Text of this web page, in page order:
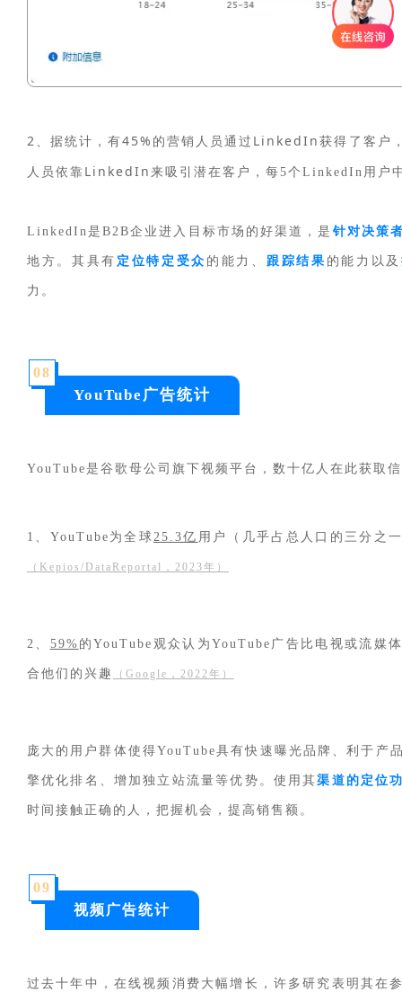
2、据统计，有45%的营销人员通过LinkedIn获得了客户
人员依靠LinkedIn来吸引潜在客户， 每5个LinkedIn用户
LinkedIn 是B2B企业进入目标市场的好渠道，是 针对决策
地方。 其具有 定位特定受众 的能力、 跟踪结果 的能力以及
力。
08
YouTube广告统计
YouTube是谷歌母公司旗下视频平台，数十亿人在此获取
1、YouTube为全球 25.3亿 用户（几乎占总人口的三分之
（ Kepios/DataReportal，2023年 ）
2、 59% 的YouTube观众认为YouTube广告比电视或流媒
合他们的兴趣 （ Google，2022年 ）
庞大的用户群体使得YouTube具有快速曝光品牌、利于产
擎优化排名、增加独立站流量等优势。使用其渠道的 定位
时间接触正确的人，把握机会，提高销售额。
09
视频广告统计
过去十年中，在线视频消费大幅增长，许多研究表明其在